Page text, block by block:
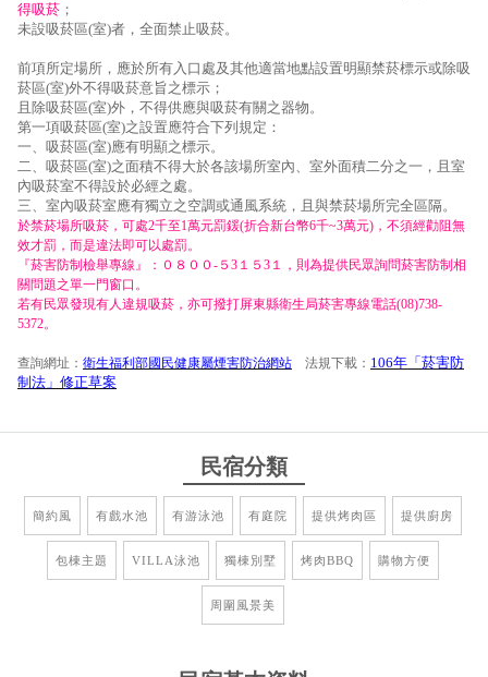
得吸菸 ；
未設吸菸區(室)者，全面禁止吸菸。
前項所定場所，應於所有入口處及其他適當地點設置明顯禁菸標示或除吸
菸區(室)外不得吸菸意旨之標示；
且除吸菸區(室)外，不得供應與吸菸有關之器物。
第一項吸菸區(室)之設置應符合下列規定：
一、吸菸區(室)應有明顯之標示。
二、吸菸區(室)之面積不得大於各該場所室內、室外面積二分之一，且室
內吸菸室不得設於必經之處。
三、室內吸菸室應有獨立之空調或通風系統，且與禁菸場所完全區隔。
於禁菸場所吸菸，可處2千至1萬元罰鍰(折合新台幣6千~3萬元)，不須經勸阻無
效才罰，而是違法即可以處罰。
『菸害防制檢舉專線』：０８００-５3１５3１，則為提供民眾詢問菸害防制相
關問題之單一門窗口。
若有民眾發現有人違規吸菸，亦可撥打屏東縣衛生局菸害專線電話(08)738-
5372。
查詢網址： 衛生福利部國民健康屬煙害防治網站 法規下載： 106年「菸害防
制法」修正草案
民宿分類
簡約風 有戲水池 有游泳池 有庭院 提供烤肉區 提供廚房
包棟主題 VILLA泳池 獨棟別墅 烤肉BBQ 購物方便
周圍風景美